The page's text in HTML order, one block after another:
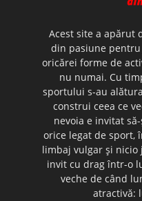
Acest site a apărut
din pasiune
oricărei forme de
nu numai. Cu
sportului s-au
construi ceea ce
nevoia e invitat
orice legat de sport,
limbaj vulgar şi nicio
invit cu drag într-o
veche de când
atractivă: